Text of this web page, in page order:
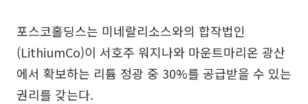
포스코홀딩스는 미네랄리소스와의 합작법인
(LithiumCo)이 서호주 워지나와 마운트마리온 광산
에서 확보하는 리튬 정광 중 30%를 공급받을 수 있는
권리를 갖는다.